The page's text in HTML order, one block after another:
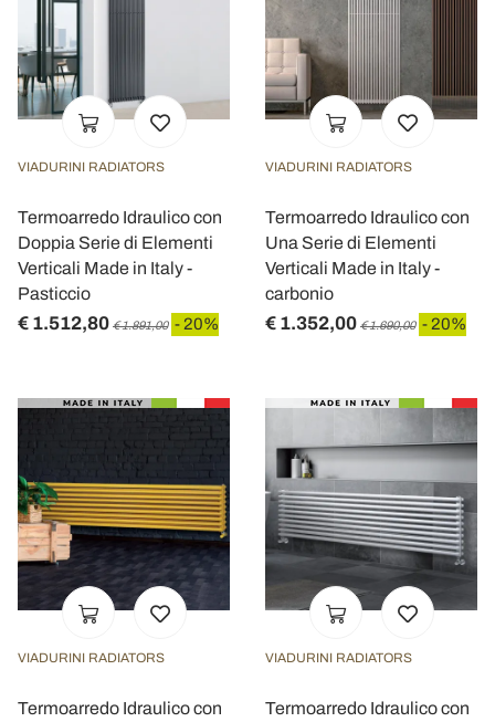
VIADURINI RADIATORS
Termoarredo Idraulico con
Doppia Serie di Elementi
Verticali Made in Italy -
Pasticcio
€ 1.512,80 € 1.891,00 - 20%
VIADURINI RADIATORS
Termoarredo Idraulico con
Una Serie di Elementi
Verticali Made in Italy -
carbonio
€ 1.352,00 € 1.690,00 - 20%
VIADURINI RADIATORS
Termoarredo Idraulico con
VIADURINI RADIATORS
Termoarredo Idraulico con